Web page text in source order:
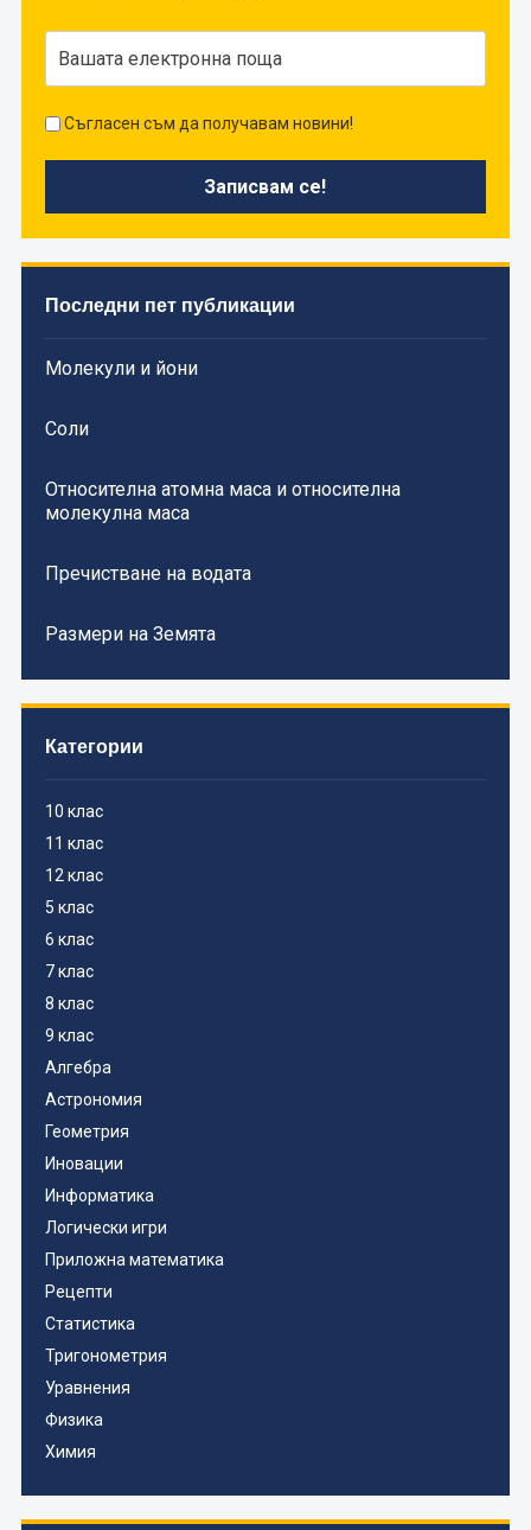
Съгласен съм да получавам новини!
Последни пет публикации
Молекули и йони
Соли
Относителна атомна маса и относителна
молекулна маса
Пречистване на водата
Размери на Земята
Категории
10 клас
11 клас
12 клас
5 клас
6 клас
7 клас
8 клас
9 клас
Алгебра
Астрономия
Геометрия
Иновации
Информатика
Логически игри
Приложна математика
Рецепти
Статистика
Тригонометрия
Уравнения
Физика
Химия